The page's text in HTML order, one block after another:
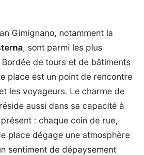
Gimignano, notamment la
, sont parmi les plus
de tours et de bâtiments
place est un point de rencontre
les voyageurs. Le charme de
aussi dans sa capacité à
: chaque coin de rue,
place dégage une atmosphère
sentiment de dépaysement